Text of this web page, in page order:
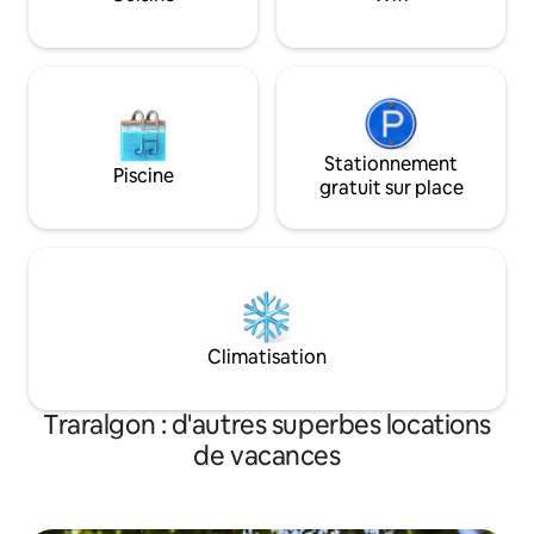
simple.
Piscine
Stationnement
gratuit sur place
Climatisation
Traralgon : d'autres superbes locations
de vacances